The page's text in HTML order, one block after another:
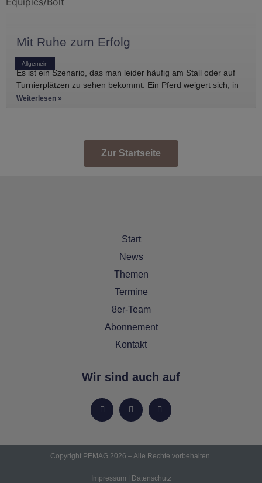
Allgemein
Mit Ruhe zum Erfolg
Es ist ein Szenario, das man leider häufig am Stall oder auf
Turnierplätzen zu sehen bekommt: Ein Pferd weigert sich, in
den Anhänger zu
Weiterlesen »
Zur Startseite
Start
News
Themen
Termine
8er-Team
Abonnement
Kontakt
Wir sind auch auf
Copyright PEMAG 2026 – Alle Rechte vorbehalten.
Impressum | Datenschutz